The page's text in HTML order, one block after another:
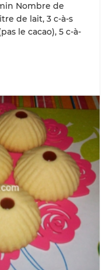
Nombre de
de lait, 3 c-à-s
le cacao), 5 c-à-